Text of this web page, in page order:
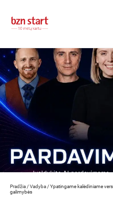
Pradžia /Vadyba /Ypatingame kalėdiniame
galimybės